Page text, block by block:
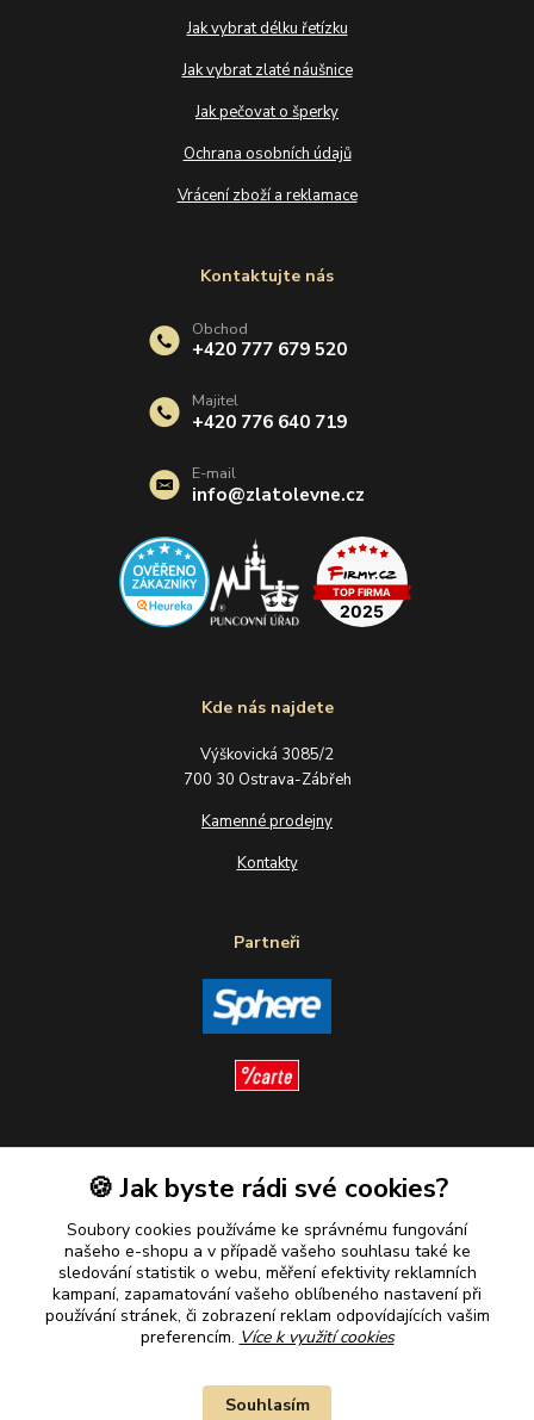
Jak vybrat délku řetízku
Jak vybrat zlaté náušnice
Jak pečovat o šperky
Ochrana osobních údajů
Vrácení zboží a reklamace
Kde nás najdete
Výškovická 3085/2
700 30 Ostrava-Zábřeh
Kamenné prodejny
Kontakty
Partneři
Plaťte u nás bezpečně
Kontaktujte nás
Obchod
+420 777 679 520
Majitel
+420 776 640 719
E-mail
info@zlatolevne.cz
🍪 Jak byste rádi své cookies?
Soubory cookies používáme ke správnému fungování
našeho e-shopu a v případě vašeho souhlasu také ke
sledování statistik o webu, měření efektivity reklamních
kampaní, zapamatování vašeho oblíbeného nastavení při
používání stránek, či zobrazení reklam odpovídajících vašim
preferencím. Více k využití cookies
Souhlasím